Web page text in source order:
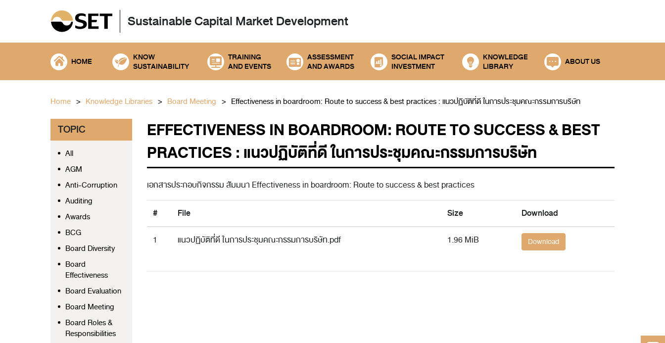
Sustainable Capital Market Development
HOME
KNOW
SUSTAINABILITY
TRAINING
AND EVENTS
ASSESSMENT
AND AWARDS
SOCIAL IMPACT
INVESTMENT
KNOWLEDGE
LIBRARY
ABOUT US
Home Knowledge Libraries Board Meeting Effectiveness in boardroom: Route to success & best practices : แนวปฏิบัติที่ดี ในการประชุมคณะกรรมการบริษัท
TOPIC
All
AGM
Anti-Corruption
Auditing
Awards
BCG
Board Diversity
Board
Effectiveness
Board Evaluation
Board Meeting
Board Roles &
Responsibilities
EFFECTIVENESS IN BOARDROOM: ROUTE TO SUCCESS & BEST
PRACTICES : แนวปฏิบัติที่ดี ในการประชุมคณะกรรมการบริษัท
เอกสารประกอบกิจกรรม สัมมนา Effectiveness in boardroom: Route to success & best practices
# File Size Download
1 แนวปฏิบัติที่ดี ในการประชุมคณะกรรมการบริษัท.pdf 1.96 MiB Download